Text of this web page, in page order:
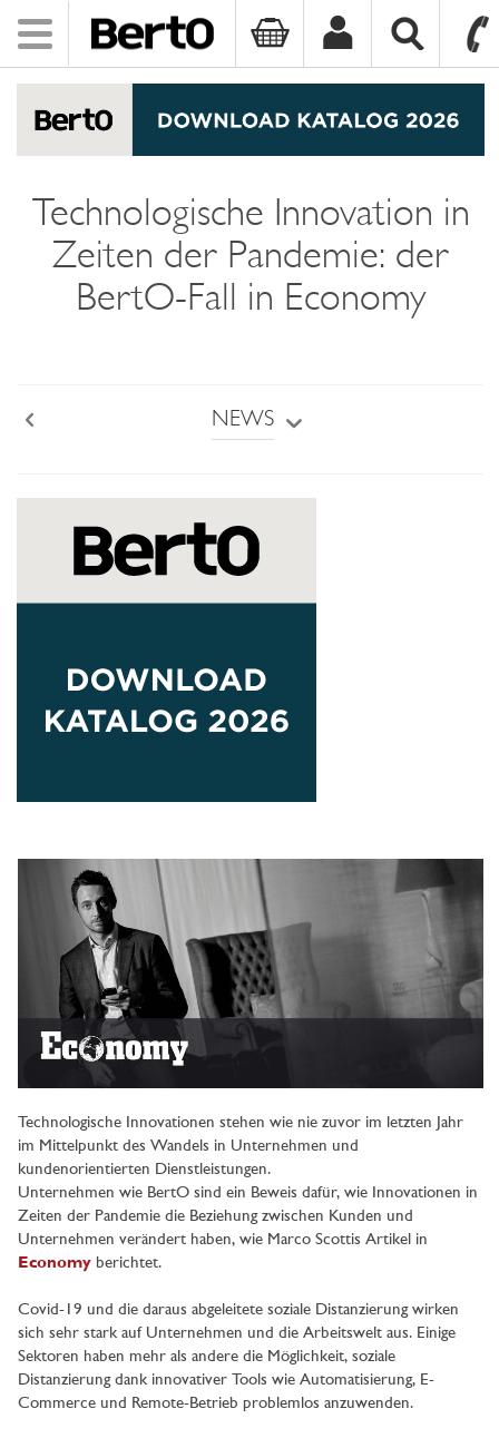
Toggle
navigation
Technologische Innovation in
Zeiten der Pandemie: der
BertO-Fall in Economy
NEWS
Technologische Innovationen stehen wie nie zuvor im letzten Jahr
im Mittelpunkt des Wandels in Unternehmen und
kundenorientierten Dienstleistungen.
Unternehmen wie BertO sind ein Beweis dafür, wie Innovationen in
Zeiten der Pandemie die Beziehung zwischen Kunden und
Unternehmen verändert haben, wie Marco Scottis Artikel in
Economy berichtet.
Covid-19 und die daraus abgeleitete soziale Distanzierung wirken
sich sehr stark auf Unternehmen und die Arbeitswelt aus. Einige
Sektoren haben mehr als andere die Möglichkeit, soziale
Distanzierung dank innovativer Tools wie Automatisierung, E-
Commerce und Remote-Betrieb problemlos anzuwenden.